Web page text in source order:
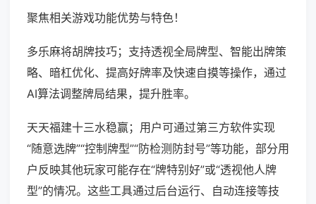
聚焦相关游戏功能优势与特色！
多乐麻将胡牌技巧；支持透视全局牌型、智能出牌策
略、暗杠优化、提高好牌率及快速自摸等操作，通过
AI算法调整牌局结果，提升胜率。
天天福建十三水稳赢；用户可通过第三方软件实现
“随意选牌”“控制牌型”“防检测防封号”等功能，部分用
户反映其他玩家可能存在“牌特别好”或“透视他人牌
型”的情况。这些工具通过后台运行、自动连接等技